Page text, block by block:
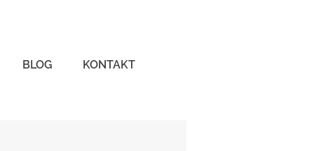
BLOG KONTAKT